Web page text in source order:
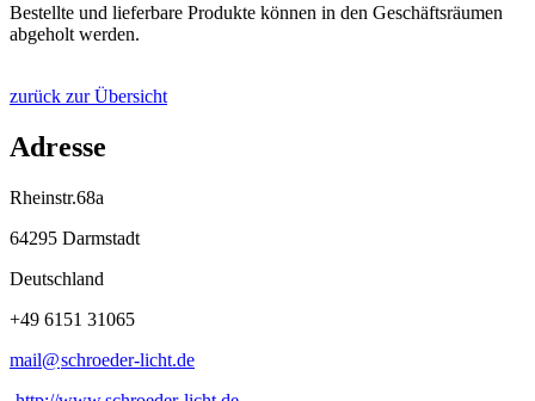
Bestellte und lieferbare Produkte können in den Geschäftsräumen
abgeholt werden.
zurück zur Übersicht
Adresse
Rheinstr.68a
64295 Darmstadt
Deutschland
+49 6151 31065
mail@schroeder-licht.de